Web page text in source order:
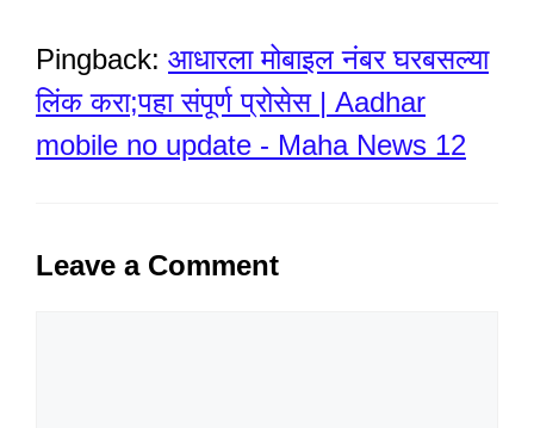
Pingback: आधारला मोबाइल नंबर घरबसल्या
लिंक करा;पहा संपूर्ण प्रोसेस | Aadhar
mobile no update - Maha News 12
Leave a Comment